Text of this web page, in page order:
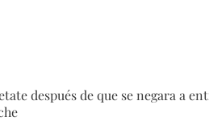
después de que se negara a